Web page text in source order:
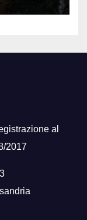
al
2017